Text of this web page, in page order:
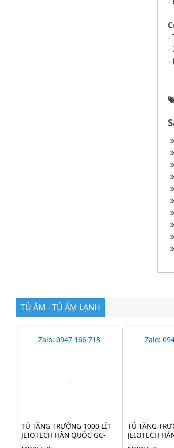
-
-
-
TỦ ẤM - TỦ ẤM LẠNH
Zalo: 0947 166 718
TỦ TĂNG TRƯỞNG 1000 LÍT
JEIOTECH HÀN QUỐC GC-
Zalo:
TỦ TĂNG
JEIOTECH